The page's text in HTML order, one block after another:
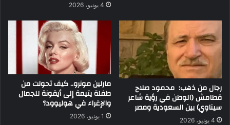
4 يونيو، 2026
رجال من ذهب: محمود صلاح
قطامش (الوطن في رؤية شاعر
سيناوي) بين السعودية ومصر
4 يونيو، 2026
مارلين مونرو.. كيف تحولت من
طفلة يتيمة إلى أيقونة للجمال
والإغراء في هوليوود؟
1 يونيو، 2026